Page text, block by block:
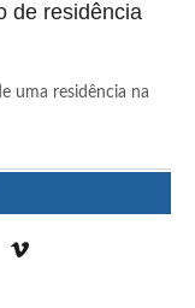
de residência
uma residência na